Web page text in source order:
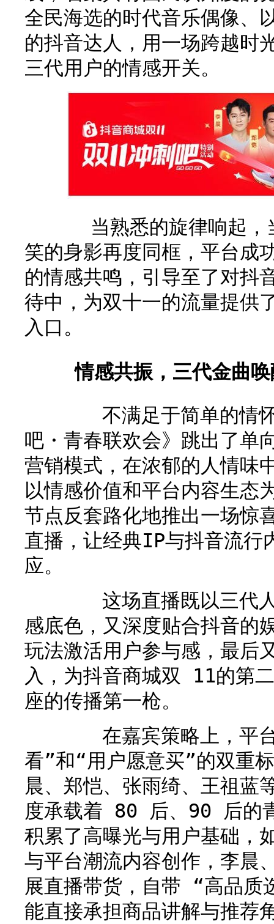
全民海选的时代音乐偶像
的抖音达人，用一场跨越时
三代用户的情感开关。
当熟悉的旋律响起，
笑的身影再度同框，平台成
的情感共鸣，引导至了对抖
待中，为双十一的流量提供
入口。
情感共振，三代金曲唤
不满足于简单的情怀
吧・青春联欢会》跳出了单
营销模式，在浓郁的人情味
以情感价值和平台内容生态
节点反套路化地推出一场惊
直播，让经典IP与抖音流行
应。
这场直播既以三代人
感底色，又深度贴合抖音的
玩法激活用户参与感，最后
入，为抖音商城双 11的第
座的传播第一枪。
在嘉宾策略上，平台
看”和“用户愿意买”的双重
晨、郑恺、张雨绮、王祖蓝
度承载着 80 后、90 后的
积累了高曝光与用户基础，
与平台潮流内容创作，李晨
展直播带货，自带 “高品质
能直接承担商品讲解与推荐